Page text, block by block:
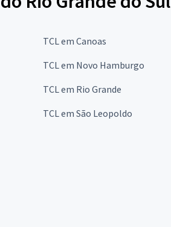
TCL em Canoas
TCL em Novo Hamburgo
TCL em Rio Grande
TCL em São Leopoldo